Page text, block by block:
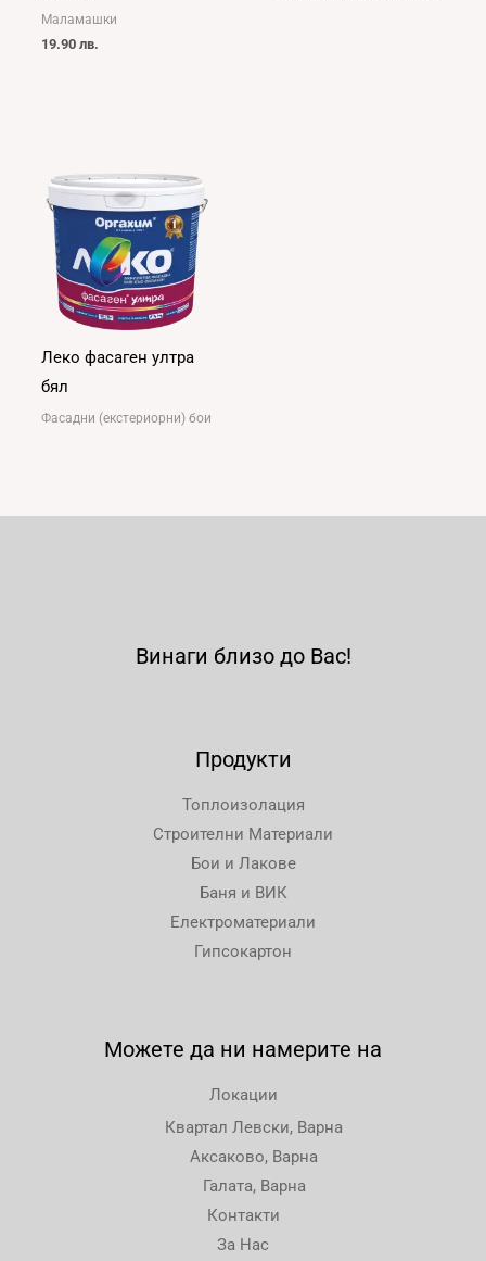
Маламашки
19.90 лв.
Леко фасаген ултра
бял
Фасадни (екстериорни) бои
Винаги близо до Вас!
Продукти
Топлоизолация
Строителни Материали
Бои и Лакове
Баня и ВИК
Електроматериали
Гипсокартон
Можете да ни намерите на
Локации
Квартал Левски, Варна
Аксаково, Варна
Галата, Варна
Контакти
За Нас